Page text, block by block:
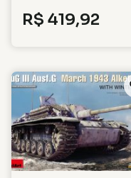
R$ 419,92